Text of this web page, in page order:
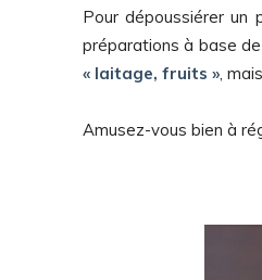
Pour dépoussiérer un
préparations à base
« laitage, fruits »,
Amusez-vous bien à